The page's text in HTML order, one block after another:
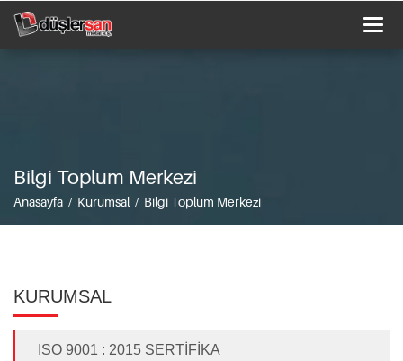
Bilgi Toplum Merkezi
Anasayfa / Kurumsal / Bilgi Toplum Merkezi
KURUMSAL
ISO 9001 : 2015 SERTİFİKA